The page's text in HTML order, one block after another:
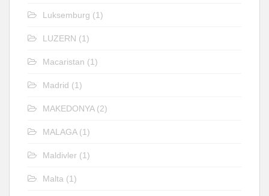
Luksemburg (1)
LUZERN (1)
Macaristan (1)
Madrid (1)
MAKEDONYA(2)
MALAGA(1)
Maldivler (1)
Malta (1)